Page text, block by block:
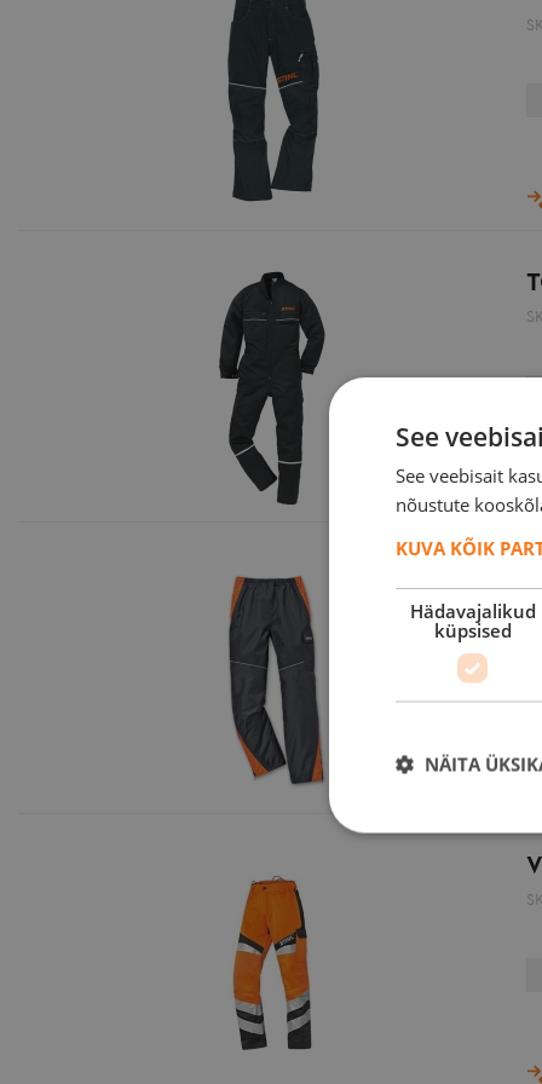
See
See veebisait
nõustute
KUVA KÕIK
Hädavajalikud
küpsised
NÄITA